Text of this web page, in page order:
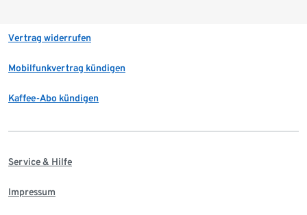
Vertrag widerrufen
Mobilfunkvertrag kündigen
Kaffee-Abo kündigen
Service & Hilfe
Impressum